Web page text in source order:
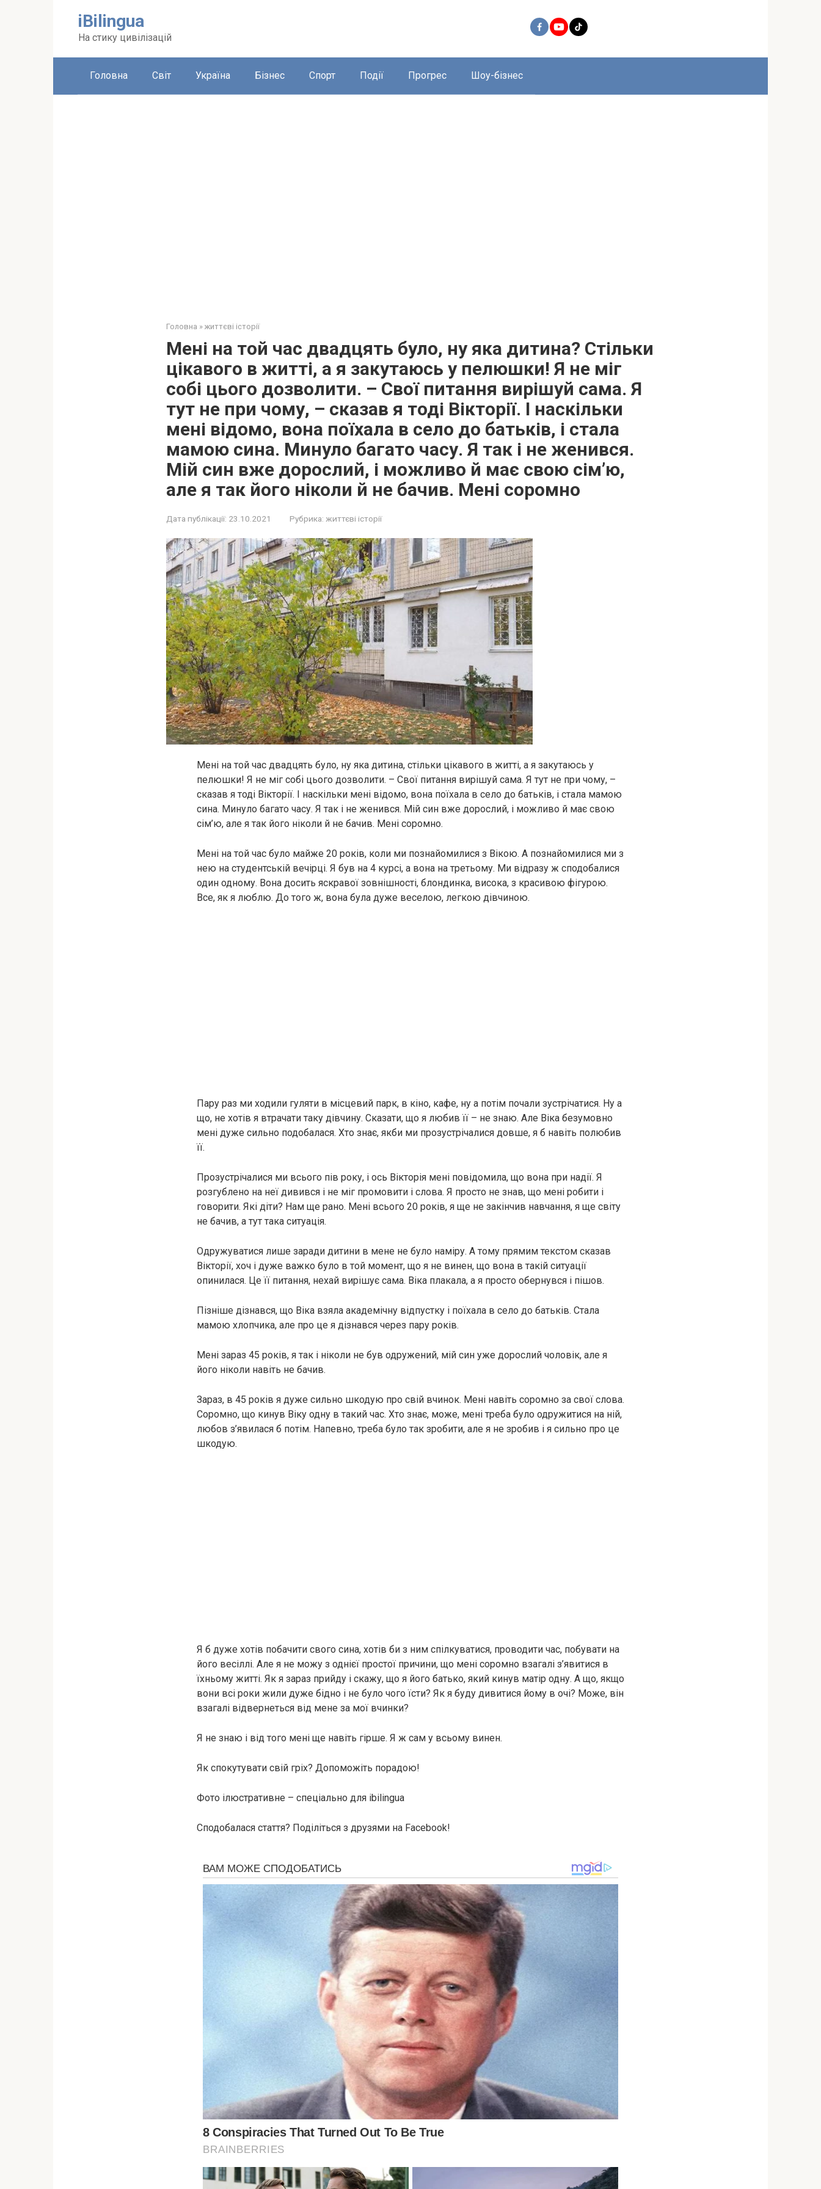
iBilingua
На стику цивілізацій
Головна Світ Україна Бізнес Спорт Події Прогрес Шоу-бізнес
Головна » життєві історії
Мені на той час двадцять було, ну яка дитина? Стільки
цікавого в житті, а я закутаюсь у пелюшки! Я не міг
собі цього дозволити. – Свої питання вирішуй сама. Я
тут не при чому, – сказав я тоді Вікторії. І наскільки
мені відомо, вона поїхала в село до батьків, і стала
мамою сина. Минуло багато часу. Я так і не женився.
Мій син вже дорослий, і можливо й має свою сім’ю,
але я так його ніколи й не бачив. Мені соромно
Дата публікації: 23.10.2021 Рубрика: життєві історії
Мені на той час двадцять було, ну яка дитина, стільки цікавого в житті, а я закутаюсь у
пелюшки! Я не міг собі цього дозволити. – Свої питання вирішуй сама. Я тут не при чому, –
сказав я тоді Вікторії. І наскільки мені відомо, вона поїхала в село до батьків, і стала мамою
сина. Минуло багато часу. Я так і не женився. Мій син вже дорослий, і можливо й має свою
сім’ю, але я так його ніколи й не бачив. Мені соромно.
Мені на той час було майже 20 років, коли ми познайомилися з Вікою. А познайомилися ми з
нею на студентській вечірці. Я був на 4 курсі, а вона на третьому. Ми відразу ж сподобалися
один одному. Вона досить яскравої зовнішності, блондинка, висока, з красивою фігурою.
Все, як я люблю. До того ж, вона була дуже веселою, легкою дівчиною.
Пару раз ми ходили гуляти в місцевий парк, в кіно, кафе, ну а потім почали зустрічатися. Ну а
що, не хотів я втрачати таку дівчину. Сказати, що я любив її – не знаю. Але Віка безумовно
мені дуже сильно подобалася. Хто знає, якби ми прозустрічалися довше, я б навіть полюбив
її.
Прозустрічалися ми всього пів року, і ось Вікторія мені повідомила, що вона при надії. Я
розгублено на неї дивився і не міг промовити і слова. Я просто не знав, що мені робити і
говорити. Які діти? Нам ще рано. Мені всього 20 років, я ще не закінчив навчання, я ще світу
не бачив, а тут така ситуація.
Одружуватися лише заради дитини в мене не було наміру. А тому прямим текстом сказав
Вікторії, хоч і дуже важко було в той момент, що я не винен, що вона в такій ситуації
опинилася. Це її питання, нехай вирішує сама. Віка плакала, а я просто обернувся і пішов.
Пізніше дізнався, що Віка взяла академічну відпустку і поїхала в село до батьків. Стала
мамою хлопчика, але про це я дізнався через пару років.
Мені зараз 45 років, я так і ніколи не був одружений, мій син уже дорослий чоловік, але я
його ніколи навіть не бачив.
Зараз, в 45 років я дуже сильно шкодую про свій вчинок. Мені навіть соромно за свої слова.
Соромно, що кинув Віку одну в такий час. Хто знає, може, мені треба було одружитися на ній,
любов з’явилася б потім. Напевно, треба було так зробити, але я не зробив і я сильно про це
шкодую.
Я б дуже хотів побачити свого сина, хотів би з ним спілкуватися, проводити час, побувати на
його весіллі. Але я не можу з однієї простої причини, що мені соромно взагалі з’явитися в
їхньому житті. Як я зараз прийду і скажу, що я його батько, який кинув матір одну. А що, якщо
вони всі роки жили дуже бідно і не було чого їсти? Як я буду дивитися йому в очі? Може, він
взагалі відвернеться від мене за мої вчинки?
Я не знаю і від того мені ще навіть гірше. Я ж сам у всьому винен.
Як спокутувати свій гріх? Допоможіть порадою!
Фото ілюстративне – спеціально для ibilingua
Сподобалася стаття? Поділіться з друзями на Facebook!